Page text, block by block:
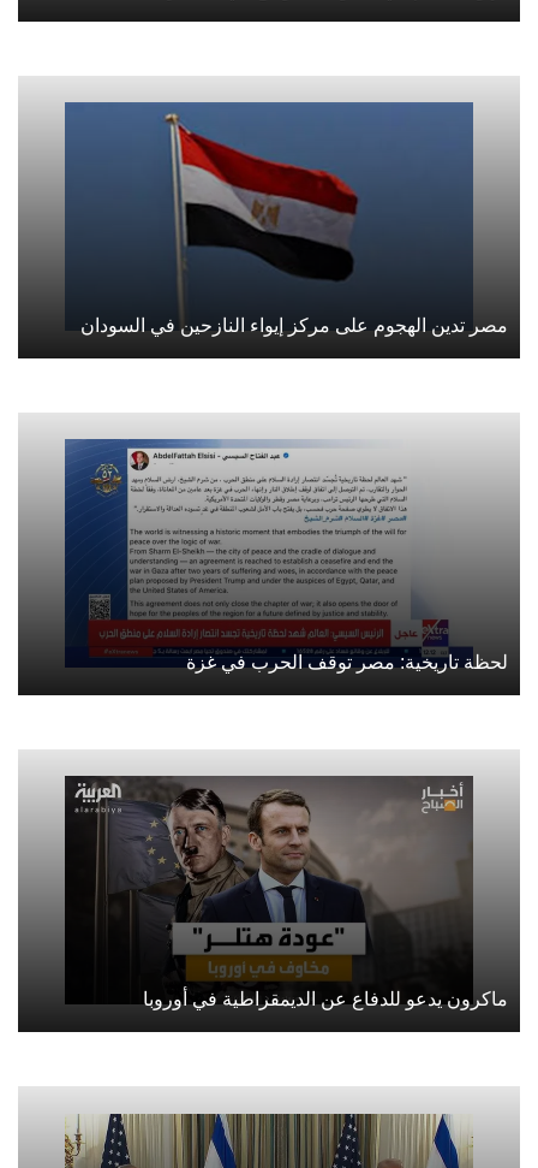
مصر تدين الهجوم على مركز إيواء النازحين في السودان
لحظة تاريخية: مصر توقف الحرب في غزة
ماكرون يدعو للدفاع عن الديمقراطية في أوروبا